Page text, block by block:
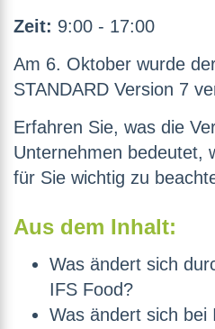
Zeit: 9:00 - 17:00
Am 6. Oktober wurde
STANDARD Version 7
Erfahren Sie, was die
Unternehmen bedeutet,
für Sie wichtig zu
Aus dem Inhalt:
Was ändert sich
IFS Food?
Was ändert sich bei